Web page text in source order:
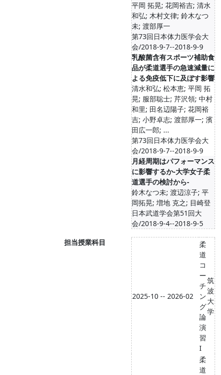
平岡 拓晃; 花岡裕吉; 清水
和弘; 木村文律; 鈴木なつ
未; 渡部厚一
第73回日本体力医学会大
会/2018-9-7--2018-9-9
乳酸菌含有スポーツ補助食
品が柔道選手の急速減量に
よる免疫低下に及ぼす影響
清水和弘; 松本恵; 平岡 拓
晃; 服部聡士; 芹沢領; 中村
和里; 田名辺陽子; 花岡裕
吉; 小野卓志; 渡部厚一; 濱
田広一郎; ...
第73回日本体力医学会大
会/2018-9-7--2018-9-9
月経周期はパフォーマンス
に影響するか-大学女子柔
道選手の検討から-
鈴木なつ未; 渡辺涼子; 平
岡拓晃; 増地 克之; 目崎登
日本武道学会第51回大
会/2018-9-4--2018-9-5
担当授業科目
2025-10 -- 2026-02
柔
道
コ
ー
チ
ン
グ
論
演
習
I
筑
波
大
学
柔
道